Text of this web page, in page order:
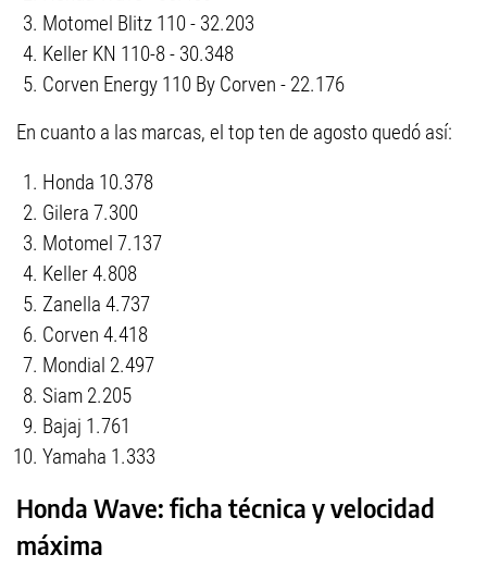
Motomel Blitz 110 - 32.203
Keller KN 110-8 - 30.348
Corven Energy 110 By Corven - 22.176
En cuanto a las marcas, el top ten de agosto quedó así:
Honda 10.378
Gilera 7.300
Motomel 7.137
Keller 4.808
Zanella 4.737
Corven 4.418
Mondial 2.497
Siam 2.205
Bajaj 1.761
Yamaha 1.333
Honda Wave: ficha técnica y velocidad
máxima